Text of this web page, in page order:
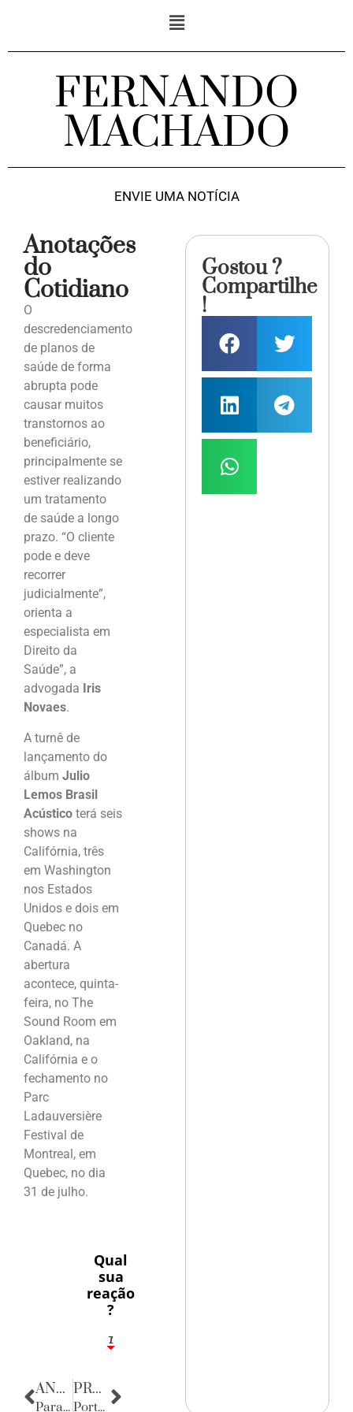
FERNANDO
MACHADO
ENVIE UMA NOTÍCIA
Anotações
do
Cotidiano
O
descredenciamento
de planos de
saúde de forma
abrupta pode
causar muitos
transtornos ao
beneficiário,
principalmente se
estiver realizando
um tratamento
de saúde a longo
prazo. “O cliente
pode e deve
recorrer
judicialmente”,
orienta a
especialista em
Direito da
Saúde”, a
advogada Iris
Novaes.
A turnê de
lançamento do
álbum Julio
Lemos Brasil
Acústico terá seis
shows na
Califórnia, três
em Washington
nos Estados
Unidos e dois em
Quebec no
Canadá. A
abertura
acontece, quinta-
feira, no The
Sound Room em
Oakland, na
Califórnia e o
fechamento no
Parc
Ladauversière
Festival de
Montreal, em
Quebec, no dia
31 de julho.
Qual
sua
reação
?
1
7
ANTERIOR
Parabéns
PRÓXIMA
Porta Retratos
Gostou ?
Compartilhe
!